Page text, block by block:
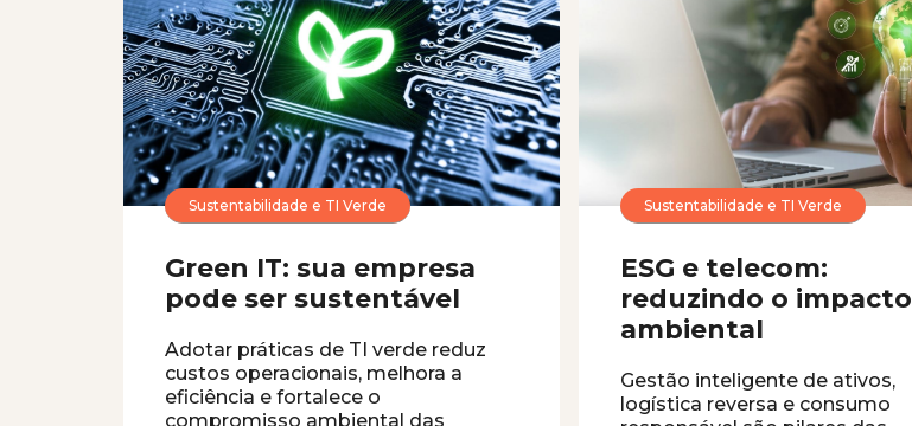
Sustentabilidade e TI Verde
Green IT: sua empresa
pode ser sustentável
Adotar práticas de TI verde reduz
custos operacionais, melhora a
eficiência e fortalece o
compromisso ambiental das
Sustentabilidade e TI Verde
ESG e telecom:
reduzindo o impacto
ambiental
Gestão inteligente de ativos,
logística reversa e consumo